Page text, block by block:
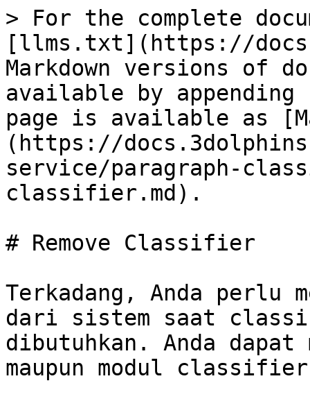
> For the complete
[llms.txt](https://
Markdown versions of
available by
page is available as
(https://
service/paragraph-
classifier.md).
# Remove Classifier
Terkadang, Anda perlu
dari sistem saat
dibutuhkan. Anda
maupun modul